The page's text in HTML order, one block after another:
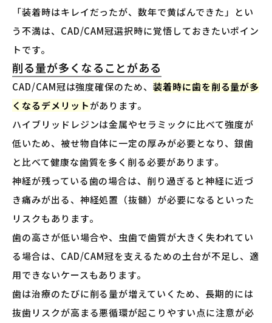
「装着時はキレイだったが、数年で黄ばんできた」とい
う不満は、CAD/CAM冠選択時に覚悟しておきたいポイン
トです。
削る量が多くなることがある
CAD/CAM冠は強度確保のため、 装着時に歯を削る量が多
くなるデメリットがあります。
ハイブリッドレジンは金属やセラミックに比べて強度が
低いため、被せ物自体に一定の厚みが必要となり、銀歯
と比べて健康な歯質を多く削る必要があります。
神経が残っている歯の場合は、削り過ぎると神経に近づ
き痛みが出る、神経処置（抜髄）が必要になるといった
リスクもあります。
歯の高さが低い場合や、虫歯で歯質が大きく失われてい
る場合は、CAD/CAM冠を支えるための土台が不足し、適
用できないケースもあります。
歯は治療のたびに削る量が増えていくため、長期的には
抜歯リスクが高まる悪循環が起こりやすい点に注意が必